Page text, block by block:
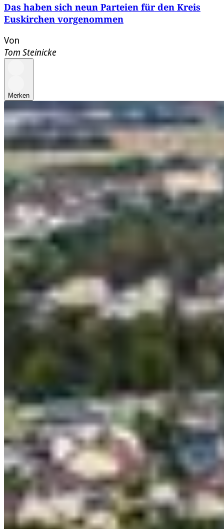
Das haben sich neun Parteien für den Kreis
Euskirchen vorgenommen
Von
Tom Steinicke
Merken